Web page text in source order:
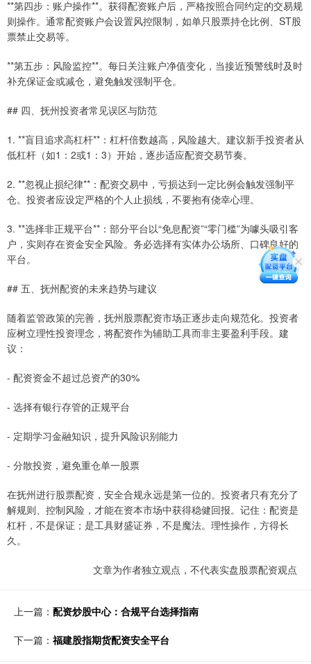
**第四步：账户操作**。获得配资账户后，严格按照合同约定的交易规
则操作。通常配资账户会设置风控限制，如单只股票持仓比例、ST股
票禁止交易等。
**第五步：风险监控**。每日关注账户净值变化，当接近预警线时及时
补充保证金或减仓，避免触发强制平仓。
## 四、抚州投资者常见误区与防范
1. **盲目追求高杠杆**：杠杆倍数越高，风险越大。建议新手投资者从
低杠杆（如1：2或1：3）开始，逐步适应配资交易节奏。
2. **忽视止损纪律**：配资交易中，亏损达到一定比例会触发强制平
仓。投资者应设定严格的个人止损线，不要抱有侥幸心理。
3. **选择非正规平台**：部分平台以“免息配资”“零门槛”为噱头吸引客
户，实则存在资金安全风险。务必选择有实体办公场所、口碑良好的
平台。
## 五、抚州配资的未来趋势与建议
随着监管政策的完善，抚州股票配资市场正逐步走向规范化。投资者
应树立理性投资理念，将配资作为辅助工具而非主要盈利手段。建
议：
- 配资资金不超过总资产的30%
- 选择有银行存管的正规平台
- 定期学习金融知识，提升风险识别能力
- 分散投资，避免重仓单一股票
在抚州进行股票配资，安全合规永远是第一位的。投资者只有充分了
解规则、控制风险，才能在资本市场中获得稳健回报。记住：配资是
杠杆，不是保证；是工具财盛证券，不是魔法。理性操作，方得长
久。
文章为作者独立观点，不代表实盘股票配资观点
上一篇： 配资炒股中心：合规平台选择指南
下一篇： 福建股指期货配资安全平台